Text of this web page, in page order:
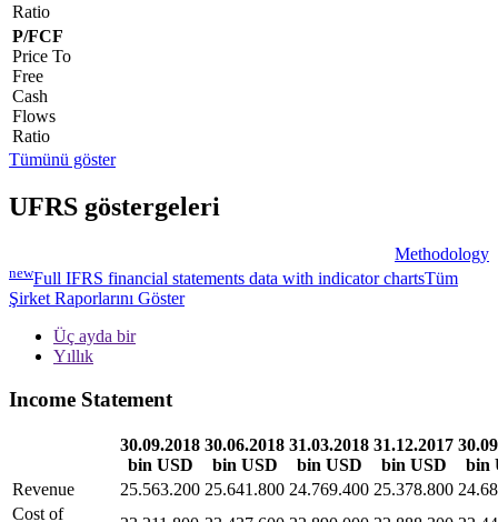
Ratio
P/FCF
Price To
Free
Cash
Flows
Ratio
Tümünü göster
UFRS göstergeleri
Methodology
newFull IFRS financial statements data with indicator chartsTüm
Şirket Raporlarını Göster
Üç ayda bir
Yıllık
Income Statement
30.09.2018
bin USD
30.06.2018
bin USD
31.03.2018
bin USD
31.12.2017
bin USD
bin
Revenue
25.563.200 25.641.800 24.769.400 25.378.800
Cost of